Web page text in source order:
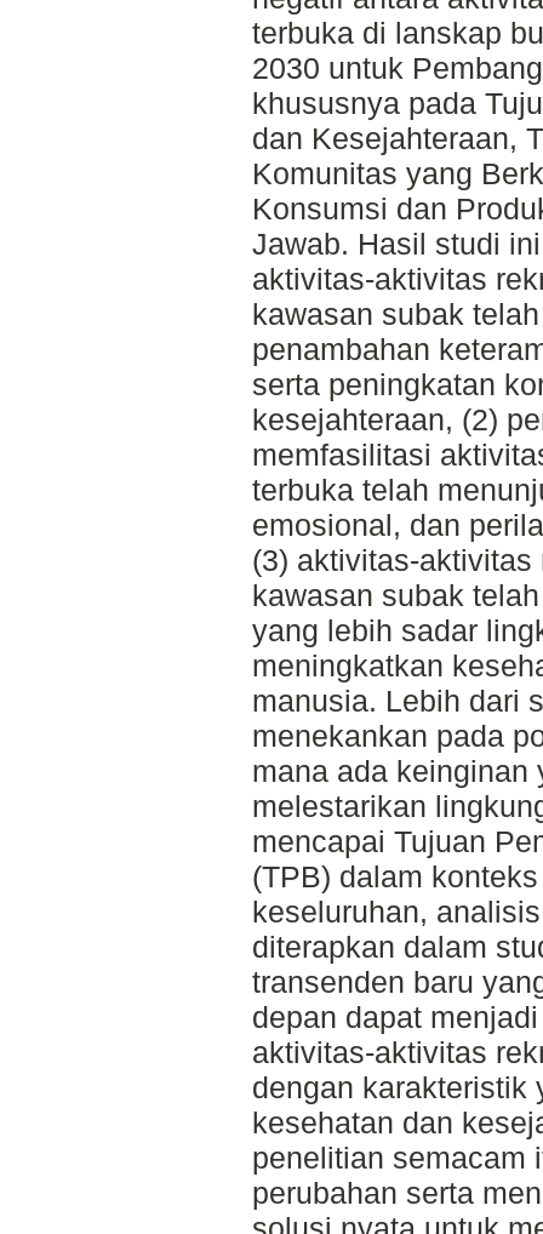
terbuka di lanskap
2030 untuk
khususnya pada
dan Kesejahteraan,
Komunitas yang
Konsumsi dan
Jawab. Hasil studi
aktivitas-aktivitas
kawasan subak
penambahan
serta peningkatan
kesejahteraan, (2)
memfasilitasi
terbuka telah
emosional, dan
(3) aktivitas-
kawasan subak
yang lebih sadar
meningkatkan
manusia. Lebih dari
menekankan pada
mana ada keinginan
melestarikan
mencapai Tujuan
(TPB) dalam
keseluruhan,
diterapkan dalam
transenden baru
depan dapat
aktivitas-aktivitas
dengan karakteristik
kesehatan dan
penelitian semacam
perubahan serta